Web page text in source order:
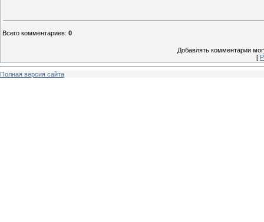
Всего комментариев: 0
Добавлять комментарии
[
Полная версия сайта